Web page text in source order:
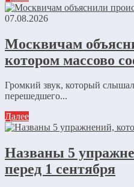
07.08.2026
Москвичам
котором массово
Громкий звук, который
перешедшего...
Далее
Названы 5
перед 1 сентября